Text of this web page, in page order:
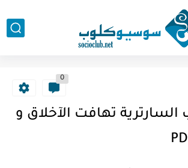
0
تهافت الآخلاق و